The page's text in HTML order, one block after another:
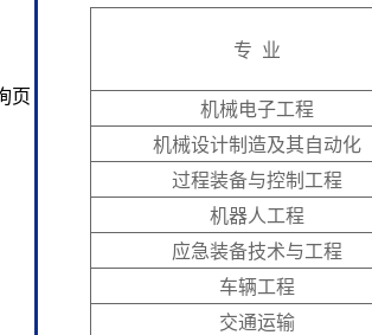
页
专 业
机械电子工程
机械设计制造及其自动化
过程装备与控制工程
机器人工程
应急装备技术与工程
车辆工程
交通运输